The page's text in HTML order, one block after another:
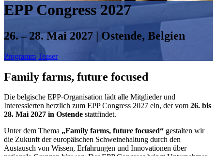
EPP Congress 2027
26. – 28. Mai 2027 | Ostende, Belgien
Programm Teaser
Family farms, future focused
Die belgische EPP‑Organisation lädt alle Mitglieder und
Interessierten herzlich zum EPP Congress 2027 ein, der vom 26. bis
28. Mai 2027 in Ostende stattfindet.
Unter dem Thema „Family farms, future focused“ gestalten wir
die Zukunft der europäischen Schweinehaltung durch den
Austausch von Wissen, Erfahrungen und Innovationen über